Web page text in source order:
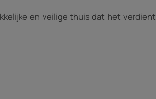
en veilige thuis dat het verdient